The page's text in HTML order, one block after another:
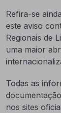
Refira-se
este aviso
Regionais de
uma maior
Todas as
nos sites